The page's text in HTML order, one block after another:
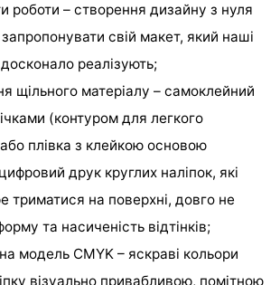
роботи – створення дизайну з нуля
свій макет, який наші
реалізують;
щільного матеріалу – самоклейний
(контуром для легкого
плівка з клейкою основою
друк круглих наліпок, які
триматися на поверхні, довго не
та насиченість відтінків;
модель CMYK – яскраві кольори
візуально привабливою, помітною